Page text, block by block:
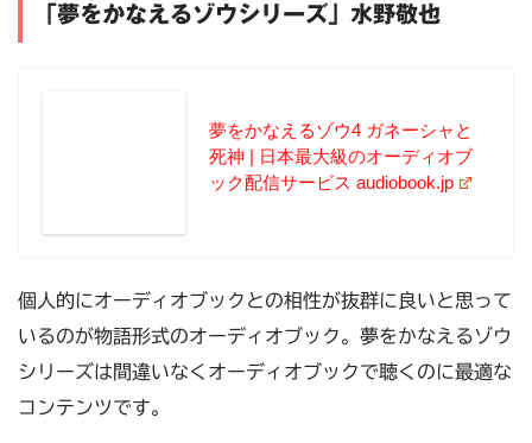
「夢をかなえるゾウシリーズ」水野敬也
夢をかなえるゾウ4 ガネーシャと
死神 | 日本最大級のオーディオブ
ック配信サービス audiobook.jp
個人的にオーディオブックとの相性が抜群に良いと思って
いるのが物語形式のオーディオブック。夢をかなえるゾウ
シリーズは間違いなくオーディオブックで聴くのに最適な
コンテンツです。